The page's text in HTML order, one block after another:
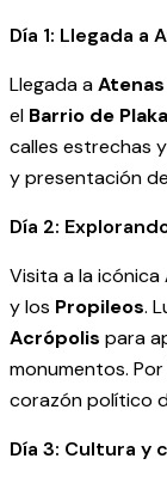
Día 1: Llegada
Llegada aAtenas
el Barrio de Plaka
calles estrechas
y presentación
Día 2:
Visita a la icónica
y los Propileos.
Acrópolis para
monumentos.
corazón político
Día 3: Cultura y